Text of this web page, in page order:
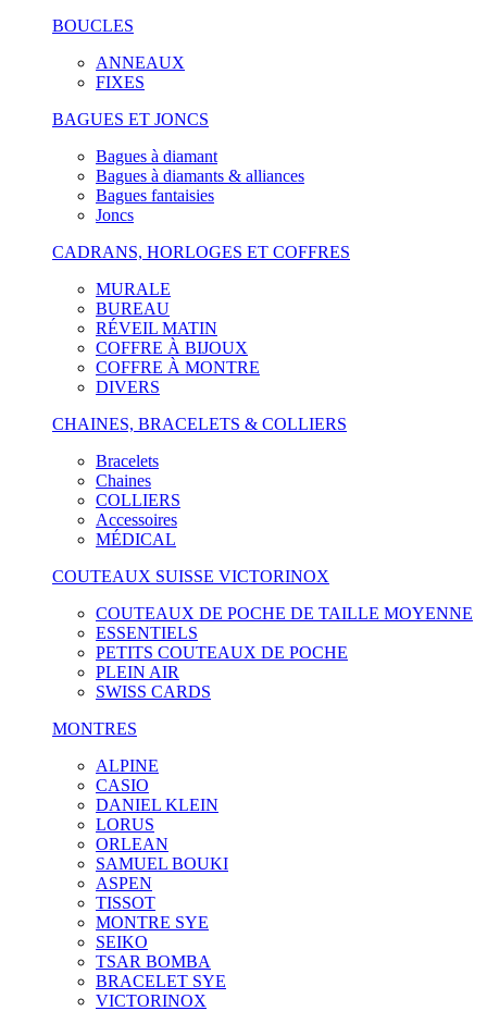
BOUCLES
ANNEAUX
FIXES
BAGUES ET JONCS
Bagues à diamant
Bagues à diamants & alliances
Bagues fantaisies
Joncs
CADRANS, HORLOGES ET COFFRES
MURALE
BUREAU
RÉVEIL MATIN
COFFRE À BIJOUX
COFFRE À MONTRE
DIVERS
CHAINES, BRACELETS & COLLIERS
Bracelets
Chaines
COLLIERS
Accessoires
MÉDICAL
COUTEAUX SUISSE VICTORINOX
COUTEAUX DE POCHE DE TAILLE MOYENNE
ESSENTIELS
PETITS COUTEAUX DE POCHE
PLEIN AIR
SWISS CARDS
MONTRES
ALPINE
CASIO
DANIEL KLEIN
LORUS
ORLEAN
SAMUEL BOUKI
ASPEN
TISSOT
MONTRE SYE
SEIKO
TSAR BOMBA
BRACELET SYE
VICTORINOX